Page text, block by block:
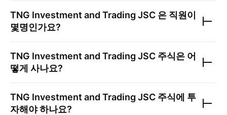
TNG Investment and Trading JSC 은 직원이
몇명인가요?
TNG Investment and Trading JSC 주식은 어
떻게 사나요?
TNG Investment and Trading JSC 주식에 투
자해야 하나요?